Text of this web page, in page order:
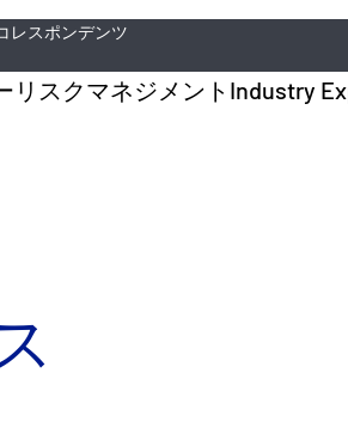
レスポンデンツ
リスクマネジメント Industry